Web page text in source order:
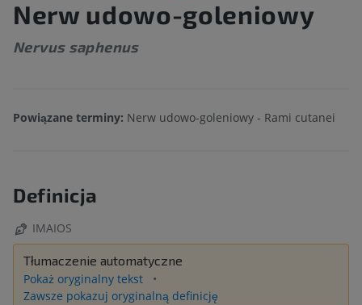
Nerw udowo-goleniowy
Nervus saphenus
Powiązane terminy: Nerw udowo-goleniowy - Rami cutanei
Definicja
IMAIOS
Tłumaczenie automatyczne
Pokaż oryginalny tekst
Zawsze pokazuj oryginalną definicję